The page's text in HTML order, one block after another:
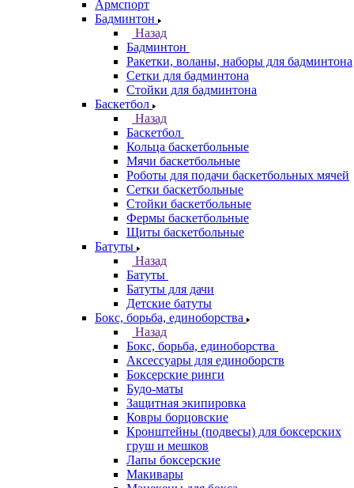
Армспорт
Бадминтон
Назад
Бадминтон
Ракетки, воланы, наборы для бадминтона
Сетки для бадминтона
Стойки для бадминтона
Баскетбол
Назад
Баскетбол
Кольца баскетбольные
Мячи баскетбольные
Роботы для подачи баскетбольных мячей
Сетки баскетбольные
Стойки баскетбольные
Фермы баскетбольные
Щиты баскетбольные
Батуты
Назад
Батуты
Батуты для дачи
Детские батуты
Бокс, борьба, единоборства
Назад
Бокс, борьба, единоборства
Аксессуары для единоборств
Боксерские ринги
Будо-маты
Защитная экипировка
Ковры борцовские
Кронштейны (подвесы) для боксерских
груш и мешков
Лапы боксерские
Макивары